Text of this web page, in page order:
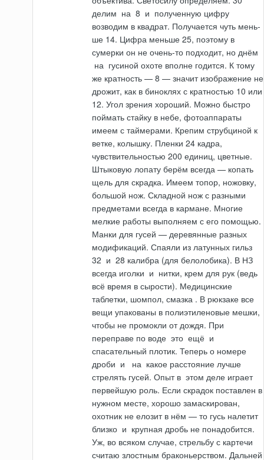
делим на 8 и полученную цифру
возводим в квадрат. Получается чуть мень­
ше 14. Цифра меньше 25, поэтому в
сумерки он не очень-то подходит, но днём
на гусиной охоте вполне годится. К тому
же кратность — 8 — значит изоб­ражение не
дрожит, как в биноклях с кратностью 10 или
12. Угол зрения хороший. Можно быстро
поймать стайку в небе, фотоаппараты
имеем с таймерами. Крепим струбциной к
ветке, колышку. Пленки 24 кадра,
чувствительностью 200 единиц, цветные.
Штыковую лопату берём всегда — копать
щель для скрадка. Имеем топор, ножовку,
большой нож. Складной нож с разными
предметами всегда в кармане. Многие
мелкие работы выполняем с его помощью.
Манки для гусей — деревянные разных
модификаций. Спаяли из латунных гильз
32 и 28 калибра (для белолобика). В НЗ
всегда иголки и нитки, крем для рук (ведь
всё время в сырости). Медицинские
таблетки, шомпол, смазка . В рюкзаке все
вещи упакованы в полиэтиленовые мешки,
чтобы не промокли от дождя. При
переправе по воде это ещё и
спасательный плотик. Теперь о номере
дроби и на какое расстояние лучше
стрелять гусей. Опыт в этомделе играет
первейшую роль. Если скрадок поставлен в
нужном месте, хорошо замаскирован,
охотник не елозит в нём — то гусь налетит
близко и крупная дробь не понадобится.
Уж, во всяком случае, стрельбу с картечи
считаю злостным браконьерством. Дальней